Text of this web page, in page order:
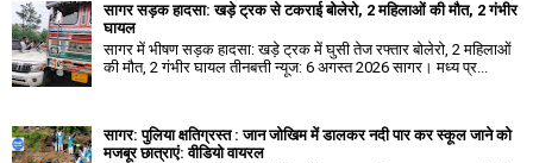
सागर सड़क हादसा: खड़े ट्रक से टकराई बोलेरो, 2 महिलाओं की मौत, 2 गंभीर
घायल
सागर में भीषण सड़क हादसा: खड़े ट्रक में घुसी तेज रफ्तार बोलेरो, 2 महिलाओं
की मौत, 2 गंभीर घायल तीनबत्ती न्यूज: 6 अगस्त 2026 सागर। मध्य प्र...
सागर: पुलिया क्षतिग्रस्त : जान जोखिम में डालकर नदी पार कर स्कूल जाने को
मजबूर छात्राएं: वीडियो वायरल